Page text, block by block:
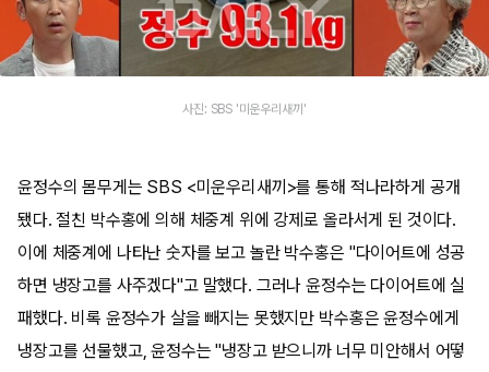
사진: SBS '미운우리새끼'
윤정수의 몸무게는 SBS <미운우리새끼>를 통해 적나라하게 공개
됐다. 절친 박수홍에 의해 체중계 위에 강제로 올라서게 된 것이다.
이에 체중계에 나타난 숫자를 보고 놀란 박수홍은 "다이어트에 성공
하면 냉장고를 사주겠다"고 말했다. 그러나 윤정수는 다이어트에 실
패했다. 비록 윤정수가 살을 빼지는 못했지만 박수홍은 윤정수에게
냉장고를 선물했고, 윤정수는 "냉장고 받으니까 너무 미안해서 어떻